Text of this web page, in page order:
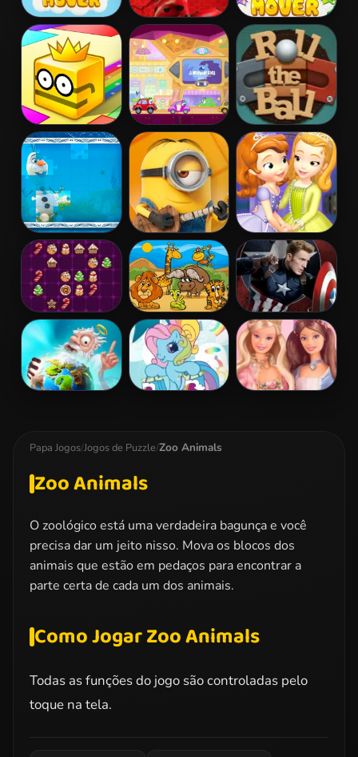
Soccer Mover Miraculous
Ladybug Puzzle
Soccer Mover
2015
Paper.io 2 Wheely 6:
Fairytale
Roll The Ball
Online
Frozen Jigsaw
Puzzle
Minion Jigsaw
Puzzle
Sofia And
Friends Jigsaw
Puzzle
Drop Match 3 Kids Puzzle Captain
America Civil
War Jigsaw
Papa Jogos/Jogos de Puzzle/Zoo Animals
Zoo Animals
O zoológico está uma verdadeira bagunça e você
precisa dar um jeito nisso. Mova os blocos dos
animais que estão em pedaços para encontrar a
parte certa de cada um dos animais.
Como Jogar Zoo Animals
Todas as funções do jogo são controladas pelo
toque na tela.